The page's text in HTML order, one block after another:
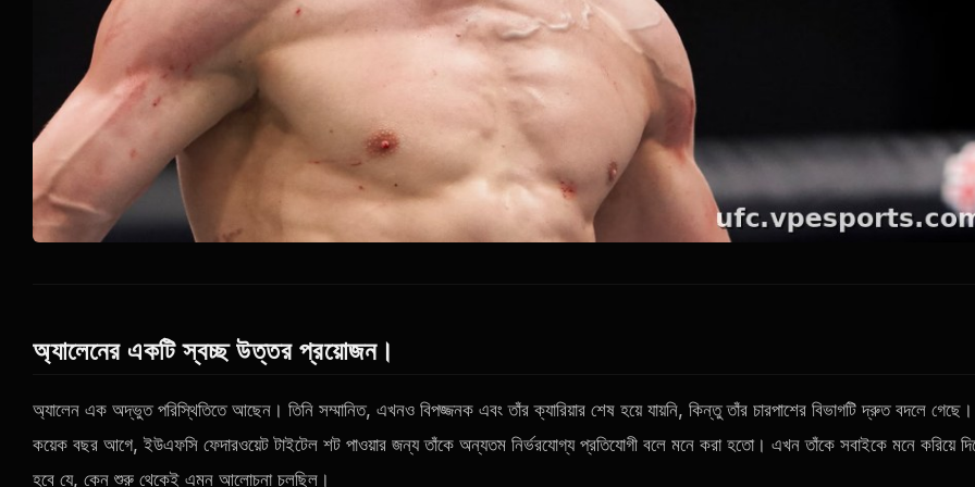
অ্যালেনের একটি স্বচ্ছ উত্তর প্রয়োজন।
অ্যালেন এক অদ্ভুত পরিস্থিতিতে আছেন। তিনি সম্মানিত, এখনও বিপজ্জনক এবং তাঁর ক্যারিয়ার শেষ হয়ে যায়নি, কিন্তু তাঁর চারপাশের বিভাগটি দ্রুত বদলে গেছে।
কয়েক বছর আগে, ইউএফসি ফেদারওয়েট টাইটেল শট পাওয়ার জন্য তাঁকে অন্যতম নির্ভরযোগ্য প্রতিযোগী বলে মনে করা হতো। এখন তাঁকে সবাইকে মনে করিয়ে
হবে যে, কেন শুরু থেকেই এমন আলোচনা চলছিল।